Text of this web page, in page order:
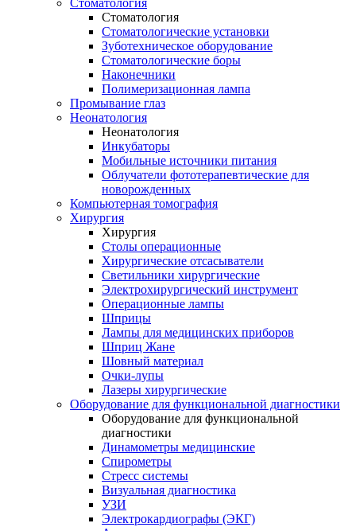
Стоматология
Стоматология
Стоматологические установки
Зуботехническое оборудование
Стоматологические боры
Наконечники
Полимеризационная лампа
Промывание глаз
Неонатология
Неонатология
Инкубаторы
Мобильные источники питания
Облучатели фототерапевтические для
новорожденных
Компьютерная томография
Хирургия
Хирургия
Столы операционные
Хирургические отсасыватели
Светильники хирургические
Электрохирургический инструмент
Операционные лампы
Шприцы
Лампы для медицинских приборов
Шприц Жане
Шовный материал
Очки-лупы
Лазеры хирургические
Оборудование для функциональной диагностики
Оборудование для функциональной
диагностики
Динамометры медицинские
Спирометры
Стресс системы
Визуальная диагностика
УЗИ
Электрокардиографы (ЭКГ)